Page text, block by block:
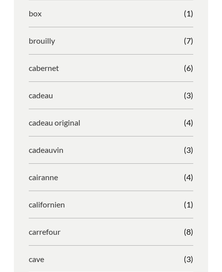
box (1)
brouilly (7)
cabernet (6)
cadeau (3)
cadeau original (4)
cadeauvin (3)
cairanne (4)
californien (1)
carrefour (8)
cave (3)